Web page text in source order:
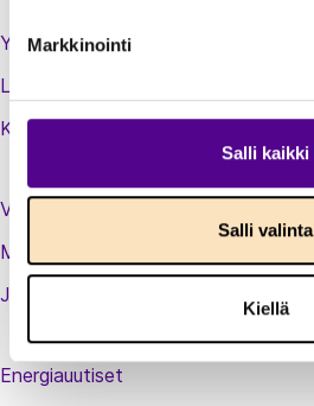
Markkinointi
Salli kaikki
Salli valinta
Kiellä
Yhteystiedot
Laskutustiedot
Kirjaudu sisään jäsenextraan
Vastuullisuusteot
Medialle
Jäsenluettelo
Energiauutiset